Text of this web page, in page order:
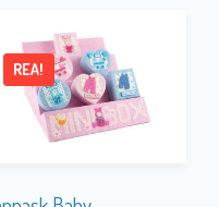
REA!